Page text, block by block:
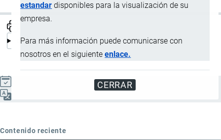
estandar disponibles para la visualización de su
empresa.
Para más información puede comunicarse con
nosotros en el siguienteenlace.
CERRAR
Actualizado el 8 Septiembre, 2024
Contenido reciente